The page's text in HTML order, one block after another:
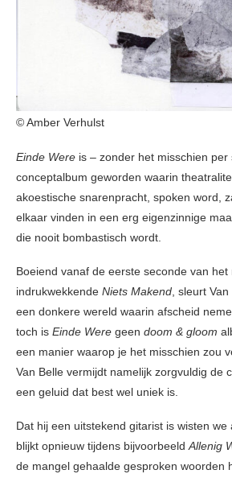
© Amber Verhulst
Einde Were is – zonder het misschien
conceptalbum geworden waarin
akoestische snarenpracht, spoken word,
elkaar vinden in een erg eigenzinnige
die nooit bombastisch wordt.
Boeiend vanaf de eerste seconde van het
indrukwekkende Niets Makend , sleurt
een donkere wereld waarin afscheid
toch is Einde Were geen doom & gloom
een manier waarop je het misschien zou
Van Belle vermijdt namelijk zorgvuldig de
een geluid dat best wel uniek is.
Dat hij een uitstekend gitarist is wisten
blijkt opnieuw tijdens bijvoorbeeld Allenig
de mangel gehaalde gesproken woorden